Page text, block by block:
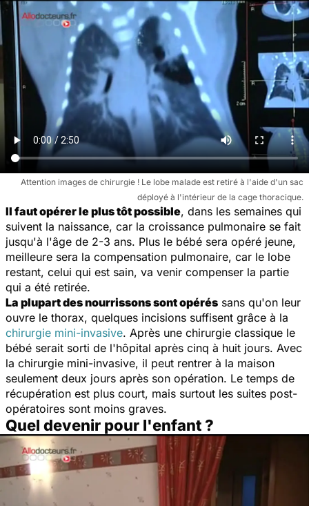
Attention images de chirurgie ! Le lobe malade est retiré à l'aide d'un sac
déployé à l'intérieur de la cage thoracique.
Il faut opérer le plus tôt possible, dans les semaines qui
suivent la naissance, car la croissance pulmonaire se fait
jusqu'à l'âge de 2-3 ans. Plus le bébé sera opéré jeune,
meilleure sera la compensation pulmonaire, car le lobe
restant, celui qui est sain, va venir compenser la partie
qui a été retirée.
La plupart des nourrissons sont opérés sans qu'on leur
ouvre le thorax, quelques incisions suffisent grâce à la
chirurgie mini-invasive. Après une chirurgie classique le
bébé serait sorti de l'hôpital après cinq à huit jours. Avec
la chirurgie mini-invasive, il peut rentrer à la maison
seulement deux jours après son opération. Le temps de
récupération est plus court, mais surtout les suites post-
opératoires sont moins graves.
Quel devenir pour l'enfant ?